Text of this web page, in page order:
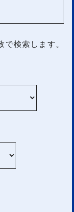
で検索します。